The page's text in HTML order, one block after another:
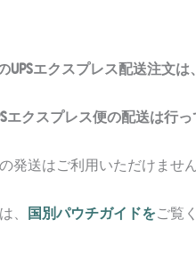
UPSエクスプレス配送注文
エクスプレス便の配送は行
発送はご利用いただけません
、 国別パウチガイドをご覧